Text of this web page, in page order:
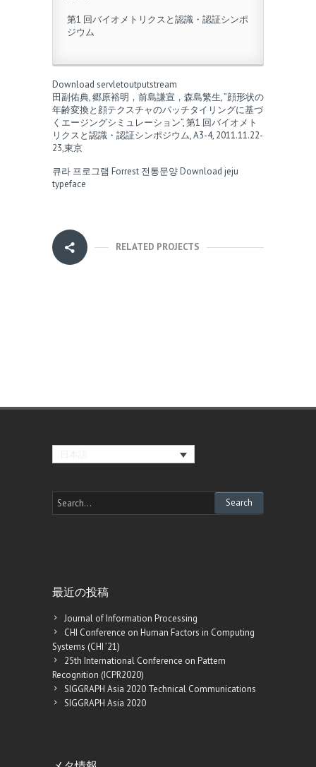
第1 回バイオメトリクスと認識・認証シンポ
ジウム
Download servletoutputstream
田副佑典, 郷原裕明，前島謙宣，森島繁生, ”顔形状の
年齢変換と顔テクスチャのパッチタイリングに基づ
くエージングシミュレーション”, 第1 回バイオメト
リクスと認識・認証シンポジウム, A3-4, 2011.11.22-
23,東京
큐라 프로그램 Forrest 전통문양Download jeju
typeface
RELATED PROJECTS
最近の投稿
Journal of Information Processing
CHI Conference on Human Factors in Computing
Systems (CHI ’21)
25th International Conference on Pattern
Recognition (ICPR2020)
SIGGRAPH Asia 2020 Technical Communications
SIGGRAPH Asia 2020